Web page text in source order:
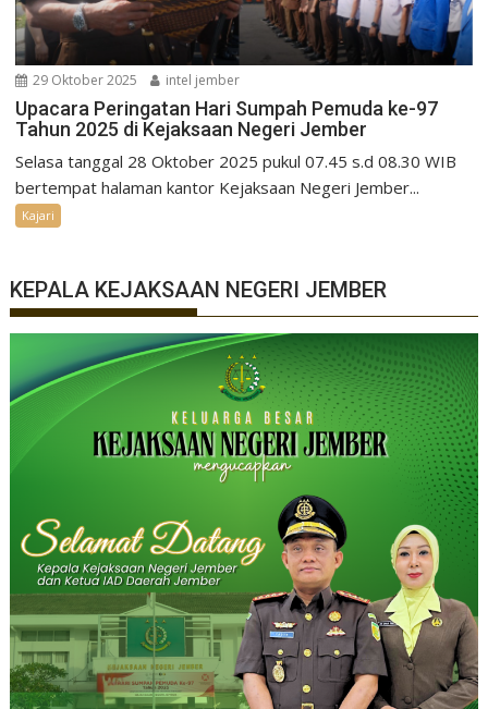
29 Oktober 2025 intel jember
Upacara Peringatan Hari Sumpah Pemuda ke-97
Tahun 2025 di Kejaksaan Negeri Jember
Selasa tanggal 28 Oktober 2025 pukul 07.45 s.d 08.30 WIB
bertempat halaman kantor Kejaksaan Negeri Jember...
Kajari
KEPALA KEJAKSAAN NEGERI JEMBER